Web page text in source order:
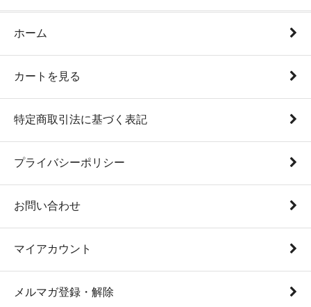
ホーム
カートを見る
特定商取引法に基づく表記
プライバシーポリシー
お問い合わせ
マイアカウント
メルマガ登録・解除